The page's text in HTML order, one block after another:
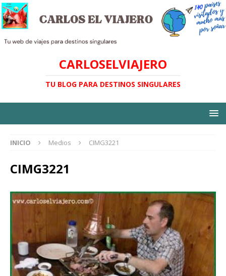
CARLOSELVIAJERO
TU BLOG PARA DESTINOS SINGULARES
INICIO Medios CIMG3221
CIMG3221